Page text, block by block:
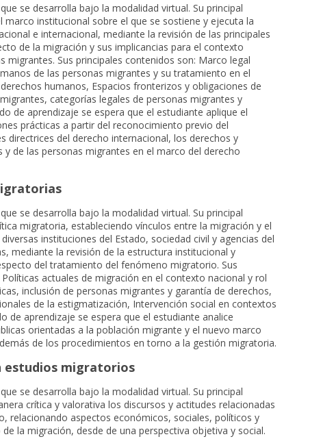
se desarrolla bajo la modalidad virtual. Su principal
institucional sobre el que se sostiene y ejecuta la
e internacional, mediante la revisión de las principales
de la migración y sus implicancias para el contexto
migrantes. Sus principales contenidos son: Marco legal
de las personas migrantes y su tratamiento en el
humanos, Espacios fronterizos y obligaciones de
categorías legales de personas migrantes y
de aprendizaje se espera que el estudiante aplique el
prácticas a partir del reconocimiento previo del
directrices del derecho internacional, los derechos y
y de las personas migrantes en el marco del derecho
se desarrolla bajo la modalidad virtual. Su principal
migratoria, estableciendo vínculos entre la migración y el
instituciones del Estado, sociedad civil y agencias del
mediante la revisión de la estructura institucional y
del tratamiento del fenómeno migratorio. Sus
actuales de migración en el contexto nacional y rol
inclusión de personas migrantes y garantía de derechos,
de la estigmatización, Intervención social en contextos
de aprendizaje se espera que el estudiante analice
orientadas a la población migrante y el nuevo marco
de los procedimientos en torno a la gestión migratoria.
estudios migratorios
se desarrolla bajo la modalidad virtual. Su principal
crítica y valorativa los discursos y actitudes relacionadas
relacionando aspectos económicos, sociales, políticos y
la migración, desde de una perspectiva objetiva y social.